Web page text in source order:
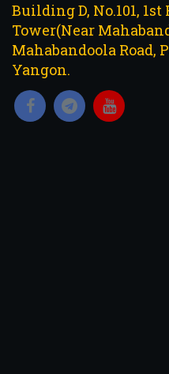
Building D, No.101,
Tower(Near
Mahabandoola Road,
Yangon.